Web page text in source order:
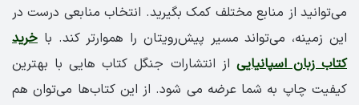
می‌توانید از منابع مختلف کمک بگیرید. انتخاب منابعی درست در
این زمینه، می‌تواند مسیر پیش‌رویتان را هموارتر کند. با خرید
کتاب زبان اسپانیایی از انتشارات جنگل کتاب هایی با بهترین
کیفیت چاپ به شما عرضه می شود. از این کتاب‌ها ‌می‌توان هم